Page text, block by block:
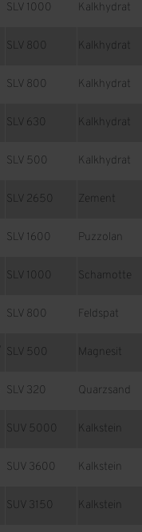
SLV 1000 Kalkhydrat
SLV 800 Kalkhydrat
SLV 800 Kalkhydrat
SLV 630 Kalkhydrat
SLV 500 Kalkhydrat
SLV 2650 Zement
SLV 1600 Puzzolan
SLV 1000 Schamotte
SLV 800 Feldspat
SLV 500 Magnesit
SLV 320 Quarzsand
SUV 5000 Kalkstein
SUV 3600 Kalkstein
SUV 3150 Kalkstein